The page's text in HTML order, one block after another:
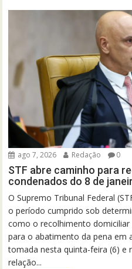
ago 7, 2026 Redação 0
STF abre caminho para
condenados do 8 de
O Supremo Tribunal Federal
o período cumprido sob
como o recolhimento
para o abatimento da pena em
tomada nesta quinta-feira (6) e
relação...